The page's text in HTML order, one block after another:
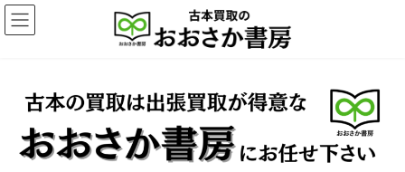
コ
ン
テ
ナ
ビ
ゲ